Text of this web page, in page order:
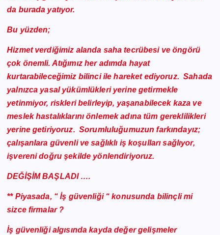
da burada yatıyor.
Bu yüzden;
Hizmet verdiğimiz alanda saha tecrübesi ve öngörü
çok önemli. Atığımız her adımda hayat
kurtarabileceğimiz bilinci ile hareket ediyoruz. Sahada
yalnızca yasal yükümlükleri yerine getirmekle
yetinmiyor, riskleri belirleyip, yaşanabilecek kaza ve
meslek hastalıklarını önlemek adına tüm gereklilikleri
yerine getiriyoruz. Sorumluluğumuzun farkındayız;
çalışanlara güvenli ve sağlıklı iş koşullarısağlıyor,
işvereni doğru şekilde yönlendiriyoruz.
DEĞİŞİM BAŞLADI ….
** Piyasada, “ İş güvenliği “ konusunda bilinçli mi
sizce firmalar ?
İş güvenliği algısında kayda değer gelişmeler